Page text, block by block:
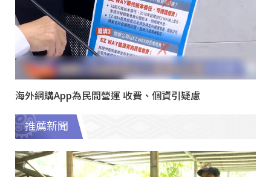
海外網購App為民間營運 收費、個資引疑慮
推薦新聞